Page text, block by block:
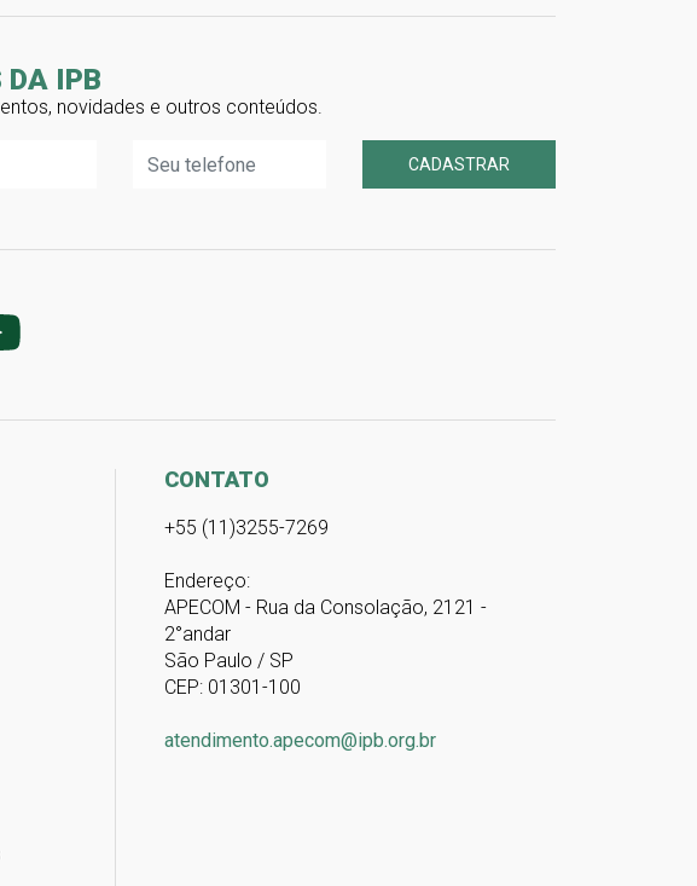
DA IPB
novidades e outros conteúdos.
CADASTRAR
CONTATO
+55 (11)3255-7269
Endereço:
APECOM - Rua da Consolação, 2121 -
2°andar
São Paulo / SP
CEP: 01301-100
atendimento.apecom@ipb.org.br